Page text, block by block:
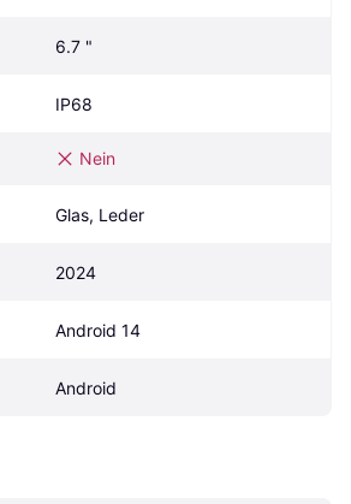
6.7 "
IP68
Nein
Glas, Leder
2024
Android 14
Android